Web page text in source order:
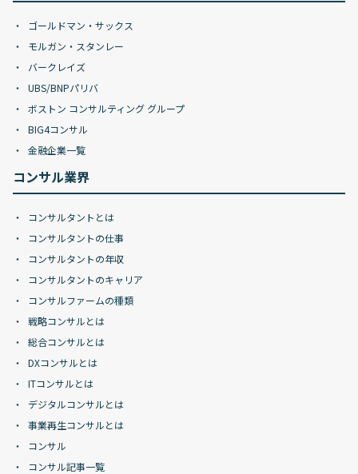
ゴールドマン・サックス
モルガン・スタンレー
バークレイズ
UBS/BNPパリバ
ボストン コンサルティング グループ
BIG4コンサル
金融企業一覧
コンサル業界
コンサルタントとは
コンサルタントの仕事
コンサルタントの年収
コンサルタントのキャリア
コンサルファームの種類
戦略コンサルとは
総合コンサルとは
DXコンサルとは
ITコンサルとは
デジタルコンサルとは
事業再生コンサルとは
コンサル
コンサル記事一覧